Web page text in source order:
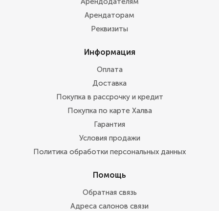
Арендаторам
Реквизиты
Информация
Оплата
Доставка
Покупка в рассрочку и кредит
Покупка по карте Халва
Гарантия
Условия продажи
Политика обработки персональных данных
Помощь
Обратная связь
Адреса салонов связи